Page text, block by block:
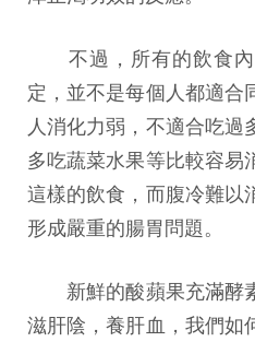
不過，所有的飲食內
定，並不是每個人都適合
人消化力弱，不適合吃
多吃蔬菜水果等比較容易
這樣的飲食，而腹冷難以
形成嚴重的腸胃問題。
新鮮的酸蘋果充滿酵
滋肝陰，養肝血，我們如